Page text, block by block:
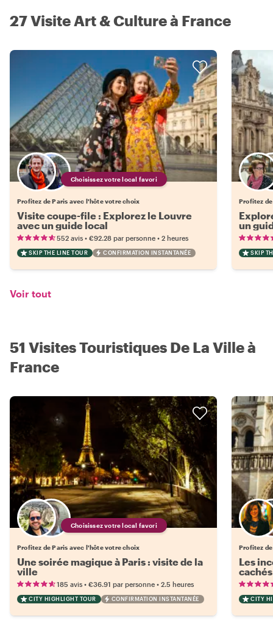
27 Visite Art & Culture à France
Choisissez votre local favori
Profitez de Paris avec l'hôte votre choix
Visite coupe-file : Explorez le Louvre
avec un guide local
552 avis • €92.28 par personne • 2 heures
SKIP THE LINE TOUR CONFIRMATION INSTANTANÉE
Profitez
un
SKIP
Voir tout
51 Visites Touristiques De La Ville à
France
Choisissez votre local favori
Profitez de Paris avec l'hôte votre choix
Une soirée magique à Paris : visite de la
ville
185 avis • €36.91 par personne • 2.5 heures
CITY HIGHLIGHT TOUR CONFIRMATION INSTANTANÉE
Profitez
Les
CITY